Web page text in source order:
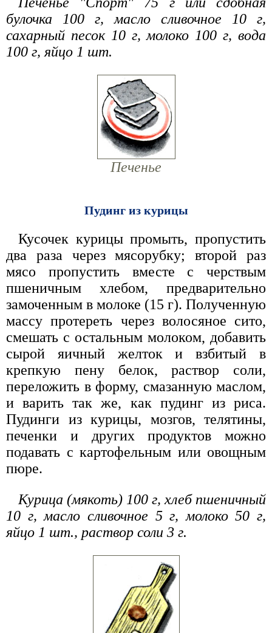
булочка 100 г, масло сливочное 10 г,
сахарный песок 10 г, молоко 100 г, вода
100 г, яйцо 1 шт.
Печенье
Пудинг из курицы
Кусочек курицы промыть, пропустить
два раза через мясорубку; второй раз
мясо пропустить вместе с черствым
пшеничным хлебом, предварительно
замоченным в молоке (15 г). Полученную
массу протереть через волосяное сито,
смешать с остальным молоком, добавить
сырой яичный желток и взбитый в
крепкую пену белок, раствор соли,
переложить в форму, смазанную маслом,
и варить так же, как пудинг из риса.
Пудинги из курицы, мозгов, телятины,
печенки и других продуктов можно
подавать с картофельным или овощным
пюре.
Курица (мякоть) 100 г, хлеб пшеничный
10 г, масло сливочное 5 г, молоко 50 г,
яйцо 1 шт., раствор соли 3 г.